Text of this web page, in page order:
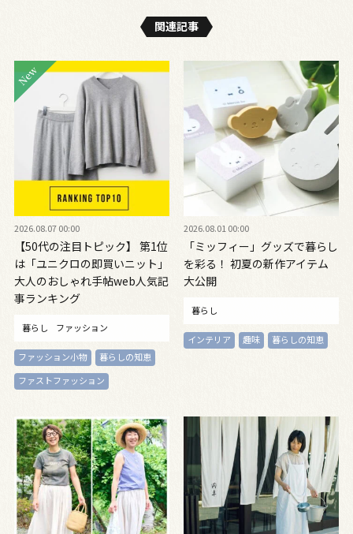
関連記事
2026.08.07 00:00
【50代の注目トピック】 第1位
は「ユニクロの即買いニット」
大人のおしゃれ手帖web人気記
事ランキング
暮らし ファッション
ファッション小物
暮らしの知恵
ファストファッション
2026.08.01 00:00
「ミッフィー」グッズで暮らし
を彩る！ 初夏の新作アイテム
大公開
暮らし
インテリア 趣味 暮らしの知恵